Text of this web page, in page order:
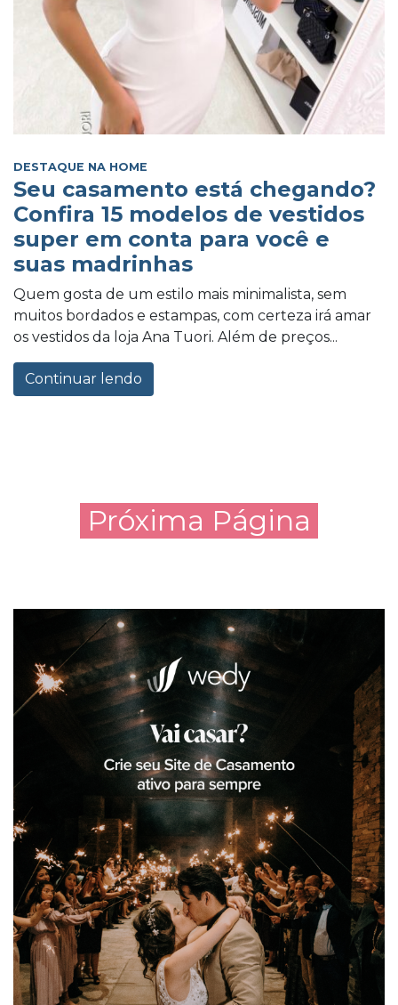
DESTAQUE NA HOME
Seu casamento está chegando?
Confira 15 modelos de vestidos
super em conta para você e
suas madrinhas
Quem gosta de um estilo mais minimalista, sem
muitos bordados e estampas, com certeza irá amar
os vestidos da loja Ana Tuori. Além de preços...
Continuar lendo
Próxima Página